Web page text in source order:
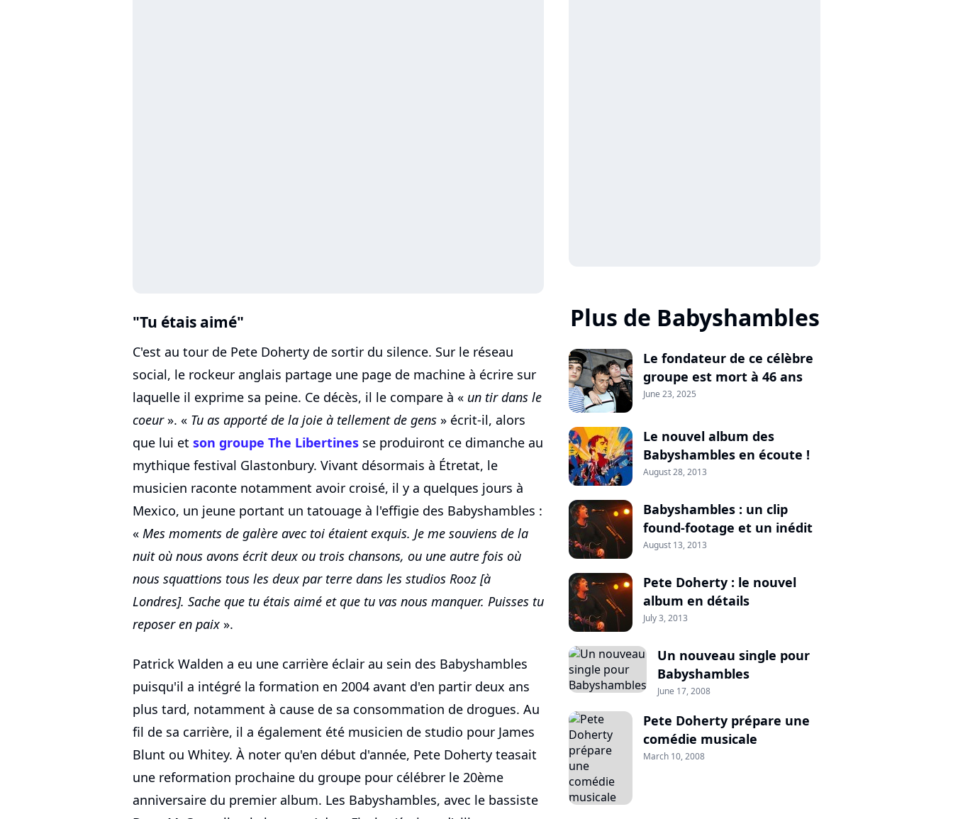
"Tu étais aimé"
C'est au tour de Pete Doherty de sortir du silence. Sur le réseau
social, le rockeur anglais partage une page de machine à écrire sur
laquelle il exprime sa peine. Ce décès, il le compare à « un tir dans le
coeur». « Tu as apporté de la joie à tellement de gens » écrit-il, alors
que lui et son groupe The Libertines se produiront ce dimanche au
mythique festival Glastonbury. Vivant désormais à Étretat, le
musicien raconte notamment avoir croisé, il y a quelques jours à
Mexico, un jeune portant un tatouage à l'effigie des Babyshambles :
« Mes moments de galère avec toi étaient exquis. Je me souviens de la
nuit où nous avons écrit deux ou trois chansons, ou une autre fois où
nous squattions tous les deux par terre dans les studios Rooz [à
Londres]. Sache que tu étais aimé et que tu vas nous manquer. Puisses tu
reposer en paix ».
Patrick Walden a eu une carrière éclair au sein des Babyshambles
puisqu'il a intégré la formation en 2004 avant d'en partir deux ans
plus tard, notamment à cause de sa consommation de drogues. Au
fil de sa carrière, il a également été musicien de studio pour James
Blunt ou Whitey. À noter qu'en début d'année, Pete Doherty teasait
une reformation prochaine du groupe pour célébrer le 20ème
anniversaire du premier album. Les Babyshambles, avec le bassiste
Plus de Babyshambles
Le fondateur de ce célèbre
groupe est mort à 46 ans
June 23, 2025
Le nouvel album des
Babyshambles en écoute !
August 28, 2013
Babyshambles : un clip
found-footage et un inédit
August 13, 2013
Pete Doherty : le nouvel
album en détails
July 3, 2013
Un nouveau single pour
Babyshambles
June 17, 2008
Pete Doherty prépare une
comédie musicale
March 10, 2008